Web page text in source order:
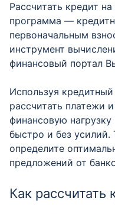
Рассчитать кредит
программа —
первоначальным
инструмент
финансовый портал
Используя
рассчитать платежи
финансовую
быстро и без усилий.
определите
предложений от
Как